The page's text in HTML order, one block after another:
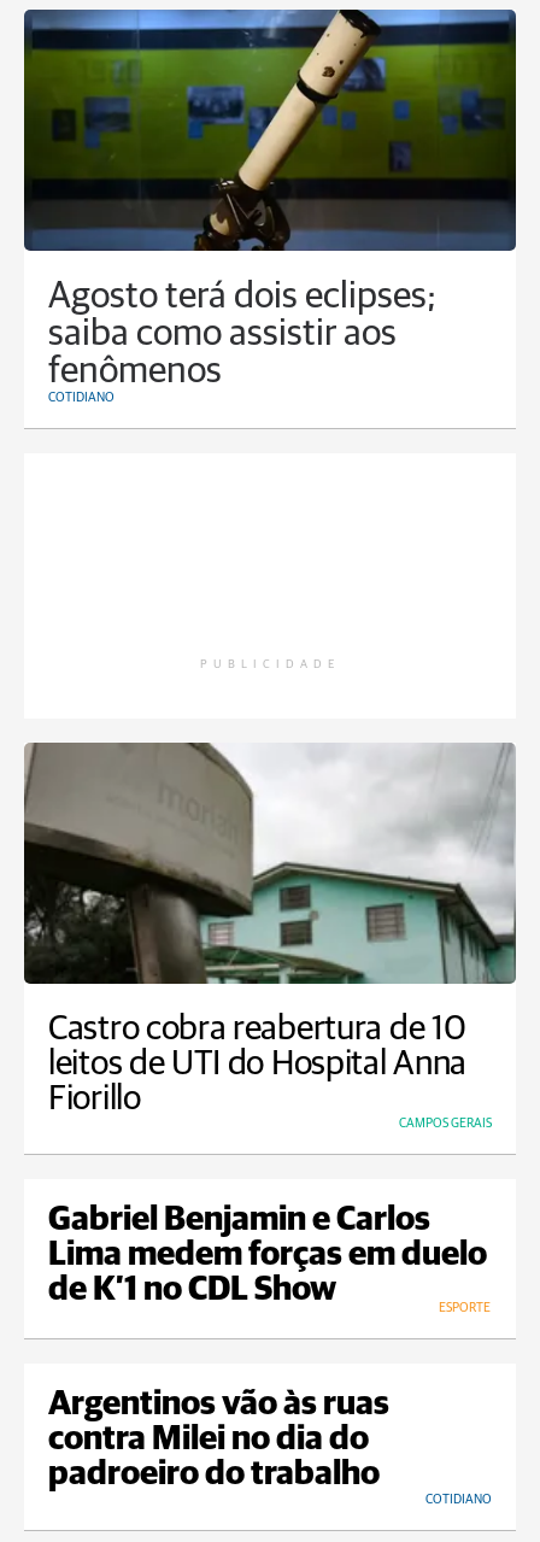
Agosto terá dois eclipses;
saiba como assistir aos
fenômenos
COTIDIANO
PUBLICIDADE
Castro cobra reabertura de 10
leitos de UTI do Hospital Anna
Fiorillo
CAMPOS GERAIS
Gabriel Benjamin e Carlos
Lima medem forças em duelo
de K’1 no CDL Show
ESPORTE
Argentinos vão às ruas
contra Milei no dia do
padroeiro do trabalho
COTIDIANO